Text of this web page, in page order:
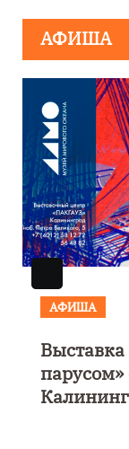
АФИША
АФИША
парусом»